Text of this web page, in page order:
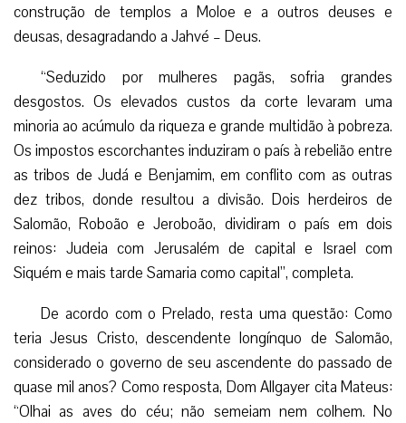
construção de templos a Moloe e a outros deuses e
deusas, desagradando a Jahvé – Deus.
“Seduzido por mulheres pagãs, sofria grandes
desgostos. Os elevados custos da corte levaram uma
minoria ao acúmulo da riqueza e grande multidão à pobreza.
Os impostos escorchantes induziram o país à rebelião entre
as tribos de Judá e Benjamim, em conflito com as outras
dez tribos, donde resultou a divisão. Dois herdeiros de
Salomão, Roboão e Jeroboão, dividiram o país em dois
reinos: Judeia com Jerusalém de capital e Israel com
Siquém e mais tarde Samaria como capital”, completa.
De acordo com o Prelado, resta uma questão: Como
teria Jesus Cristo, descendente longínquo de Salomão,
considerado o governo de seu ascendente do passado de
quase mil anos? Como resposta, Dom Allgayer cita Mateus:
“Olhai as aves do céu; não semeiam nem colhem. No